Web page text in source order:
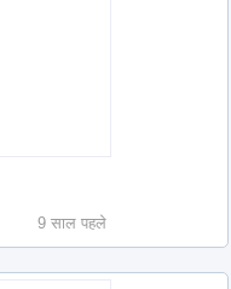
9 साल पहले